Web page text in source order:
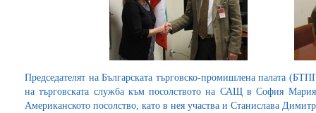
Председателят на Българската търговско-промишлена палата
на търговската служба към посолството на САЩ в София
Американското посолство, като в нея участва и Станислава